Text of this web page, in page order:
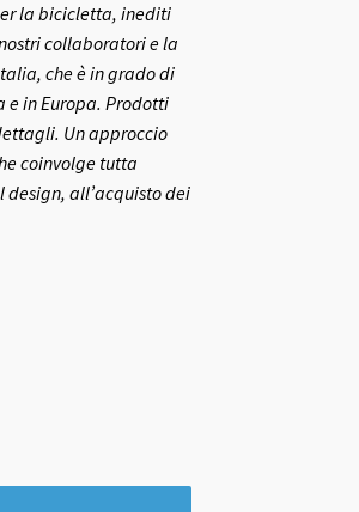
la bicicletta, inediti
collaboratori e la
che è in grado di
in Europa. Prodotti
Un approccio
coinvolge tutta
all’acquisto dei